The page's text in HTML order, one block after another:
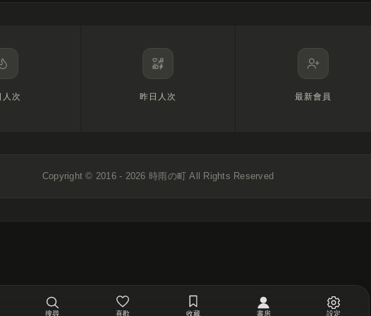
搜尋 喜歡 收藏 書房 設定
人次 昨日人次 最新會員
Copyright © 2016 - 2026 時雨の町 All Rights Reserved